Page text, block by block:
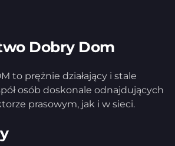
Dobry Dom
to prężnie działający i stale
osób doskonale odnajdujących
prasowym, jak i w sieci.